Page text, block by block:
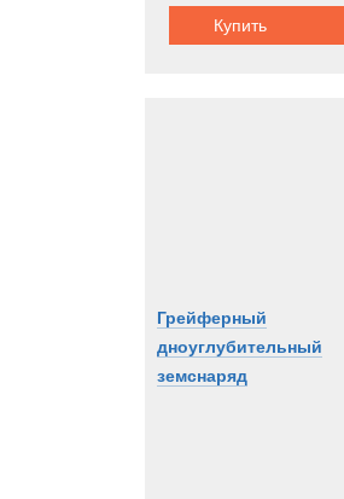
Купить
Грейферный
дноуглубительный
земснаряд